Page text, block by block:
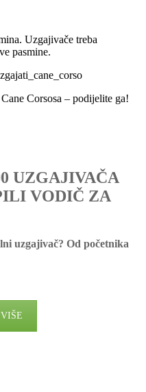
Uzgajivače treba
pasmine.
Corsosa – podijelite ga!
UZGAJIVAČA
VODIČ ZA
uzgajivač? Od početnika